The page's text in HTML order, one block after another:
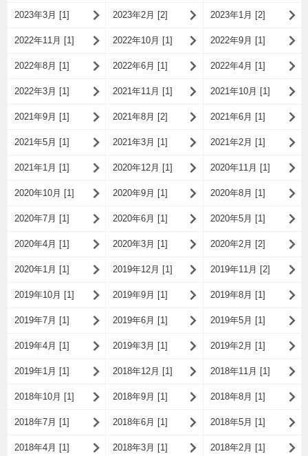
2023年3月 [1] 2023年2月 [2] 2023年1月 [2]
2022年11月 [1] 2022年10月 [1] 2022年9月 [1]
2022年8月 [1] 2022年6月 [1] 2022年4月 [1]
2022年3月 [1] 2021年11月 [1] 2021年10月 [1]
2021年9月 [1] 2021年8月 [2] 2021年6月 [1]
2021年5月 [1] 2021年3月 [1] 2021年2月 [1]
2021年1月 [1] 2020年12月 [1] 2020年11月 [1]
2020年10月 [1] 2020年9月 [1] 2020年8月 [1]
2020年7月 [1] 2020年6月 [1] 2020年5月 [1]
2020年4月 [1] 2020年3月 [1] 2020年2月 [2]
2020年1月 [1] 2019年12月 [1] 2019年11月 [2]
2019年10月 [1] 2019年9月 [1] 2019年8月 [1]
2019年7月 [1] 2019年6月 [1] 2019年5月 [1]
2019年4月 [1] 2019年3月 [1] 2019年2月 [1]
2019年1月 [1] 2018年12月 [1] 2018年11月 [1]
2018年10月 [1] 2018年9月 [1] 2018年8月 [1]
2018年7月 [1] 2018年6月 [1] 2018年5月 [1]
2018年4月 [1] 2018年3月 [1] 2018年2月 [1]